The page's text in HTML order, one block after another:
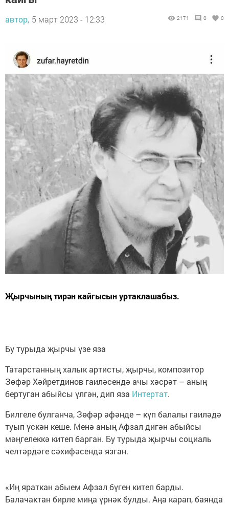
автор, 5 март 2023 - 12:33 2171 0 0
Җырчының тирән кайгысын уртаклашабыз.
Бу турыда җырчы үзе яза
Татарстанның халык артисты, җырчы, композитор
Зөфәр Хәйретдинов гаиләсендә ачы хәсрәт – аның
бертуган абыйсы үлгән, дип яза Интертат.
Билгеле булганча, Зөфәр әфәнде – күп балалы гаиләдә
туып үскән кеше. Менә аның Афзал дигән абыйсы
мәңгелеккә китеп барган. Бу турыда җырчы социаль
челтәрдәге сәхифәсендә язган.
«Иң яраткан абыем Афзал бүген китеп барды.
Балачактан бирле миңа үрнәк булды. Аңа карап, баянда